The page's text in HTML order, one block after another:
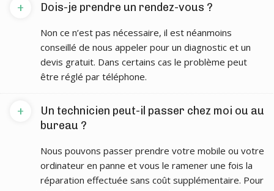
Dois-je prendre un rendez-vous ?
+
Non ce n’est pas nécessaire, il est néanmoins
conseillé de nous appeler pour un diagnostic et un
devis gratuit. Dans certains cas le problème peut
être réglé par téléphone.
Un technicien peut-il passer chez moi ou au
bureau ?
+
Nous pouvons passer prendre votre mobile ou votre
ordinateur en panne et vous le ramener une fois la
réparation effectuée sans coût supplémentaire. Pour